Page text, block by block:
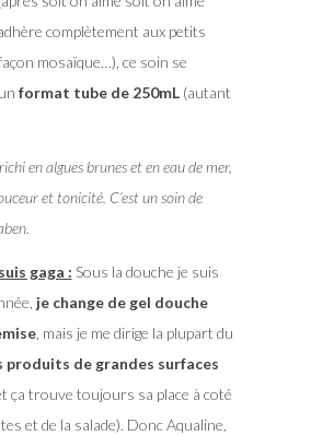
complètement aux petits
mosaïque…), ce soin se
format tube de 250mL(autant
en algues brunes et en eau de mer,
et tonicité. C’est un soin de
gaga : Sous la douche je suis
je change de gel douche
, mais je me dirige la plupart du
produits de grandes surfaces
ça trouve toujours sa place à coté
et de la salade). Donc Aqualine,